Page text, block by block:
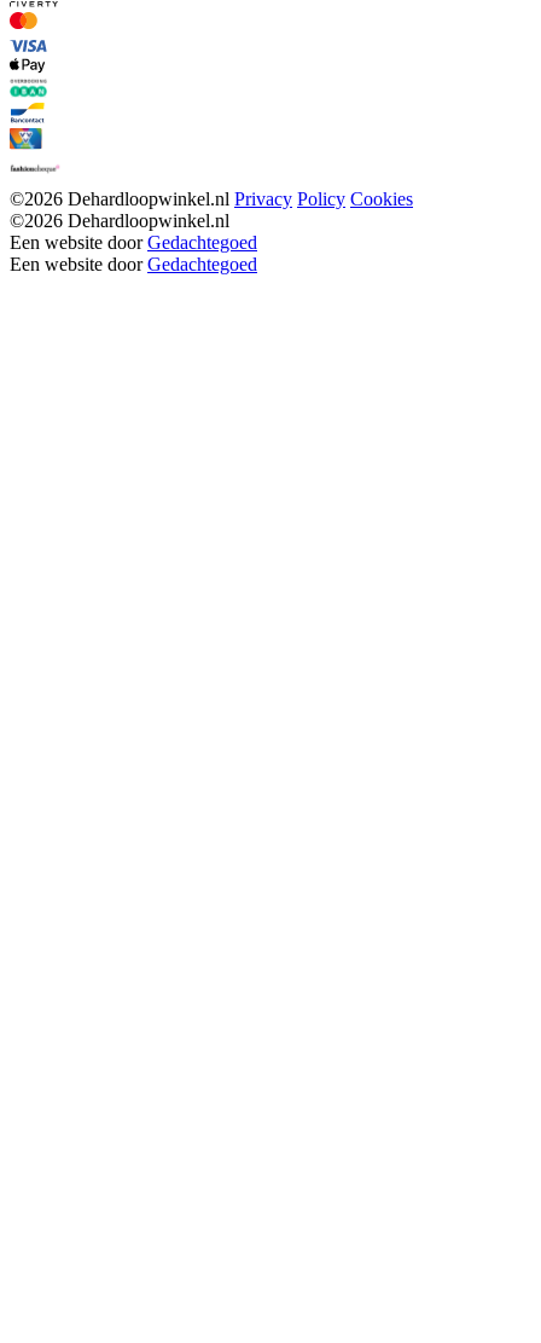
©2026 Dehardloopwinkel.nl Privacy Policy Cookies
©2026 Dehardloopwinkel.nl
Een website doorGedachtegoed
Een website doorGedachtegoed